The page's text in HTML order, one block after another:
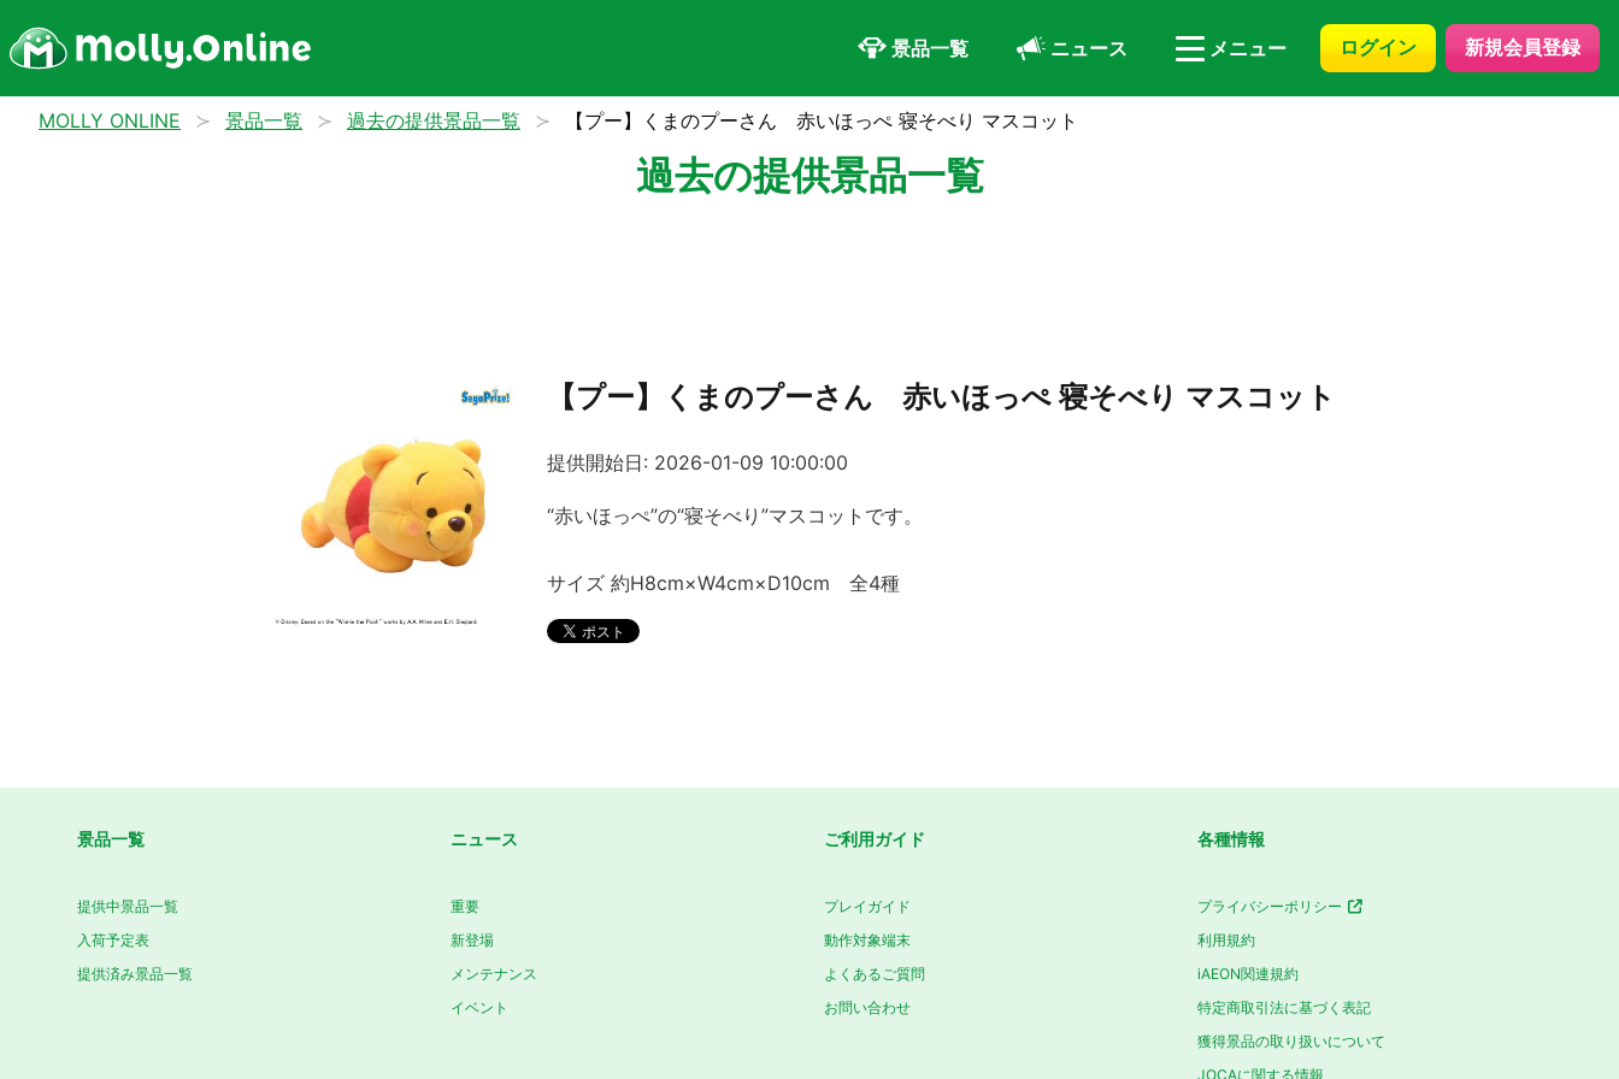
景品一覧 ニュース メニュー ログイン 新規会員登録
MOLLY ONLINE 景品一覧 過去の提供景品一覧 【プー】くまのプーさん 赤いほっぺ 寝そべり マスコット
過去の提供景品一覧
【プー】くまのプーさん 赤いほっぺ 寝そべり マスコット
提供開始日: 2026-01-09 10:00:00
“赤いほっぺ”の“寝そべり”マスコットです。
サイズ 約H8cm×W4cm×D10cm 全4種
景品一覧
提供中景品一覧
入荷予定表
提供済み景品一覧
ニュース
重要
新登場
メンテナンス
イベント
ご利用ガイド
プレイガイド
動作対象端末
よくあるご質問
お問い合わせ
各種情報
プライバシーポリシー
利用規約
iAEON関連規約
特定商取引法に基づく表記
獲得景品の取り扱いについて
JOCAに関する情報